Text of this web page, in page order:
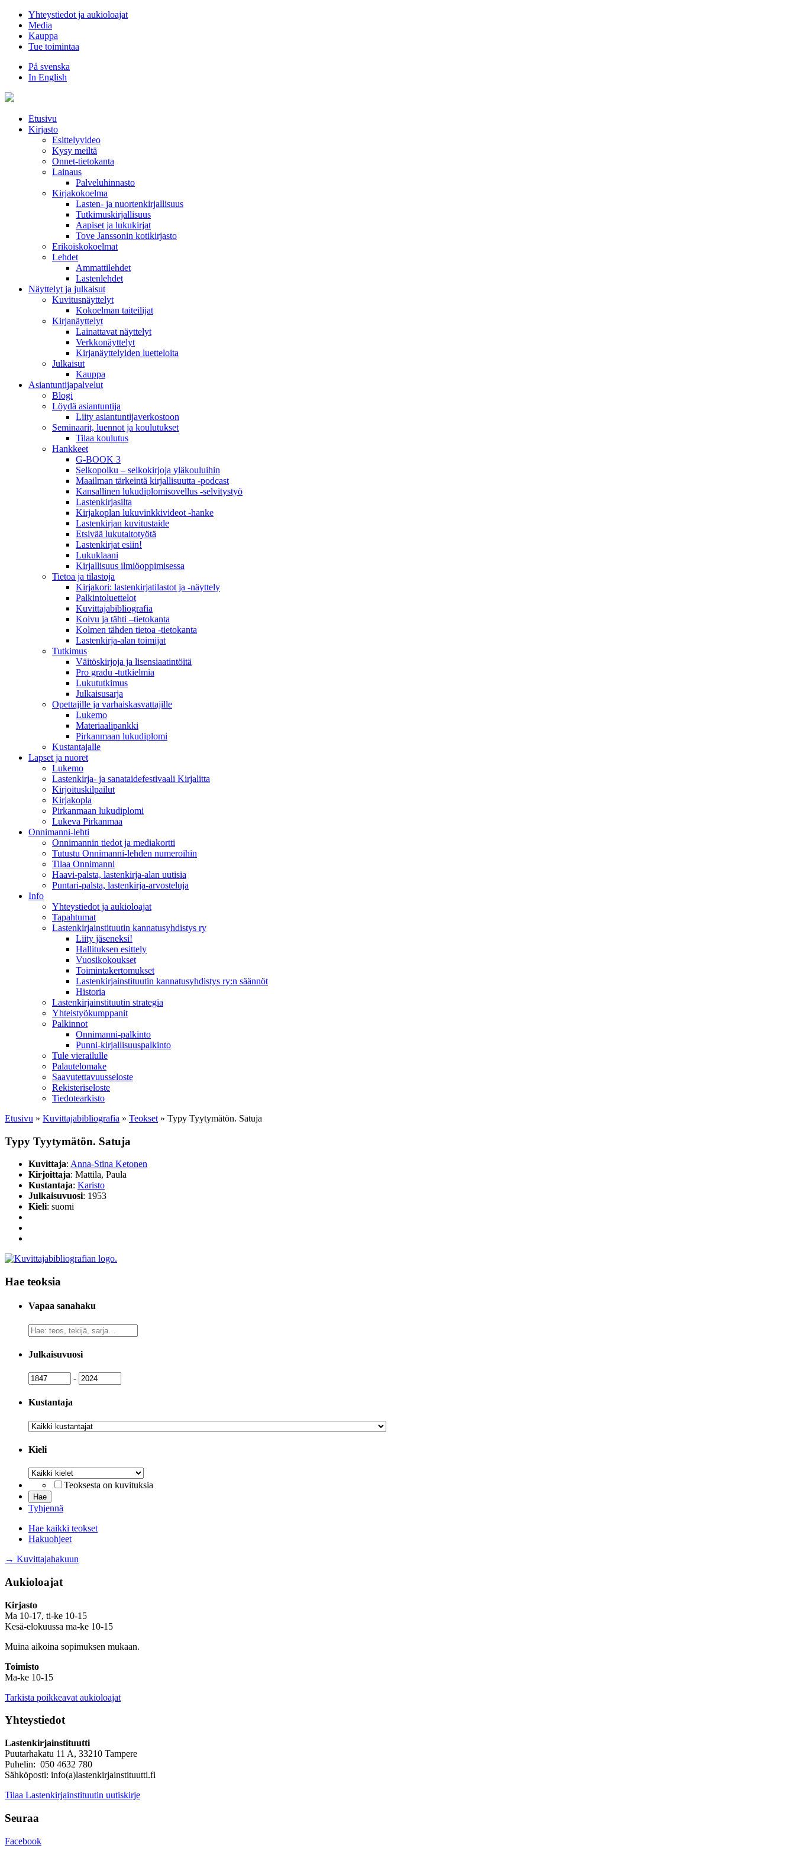
Hyppää
sisältöön
Yhteystiedot ja aukioloajat
Media
Kauppa
Tue toimintaa
På svenska
In English
Etusivu
Kirjasto
Esittelyvideo
Kysy meiltä
Onnet-tietokanta
Lainaus
Palveluhinnasto
Kirjakokoelma
Lasten- ja nuortenkirjallisuus
Tutkimuskirjallisuus
Aapiset ja lukukirjat
Tove Janssonin kotikirjasto
Erikoiskokoelmat
Lehdet
Ammattilehdet
Lastenlehdet
Näyttelyt ja julkaisut
Kuvitusnäyttelyt
Kokoelman taiteilijat
Kirjanäyttelyt
Lainattavat näyttelyt
Verkkonäyttelyt
Kirjanäyttelyiden luetteloita
Julkaisut
Kauppa
Asiantuntija­palvelut
Blogi
Löydä asiantuntija
Liity asiantuntijaverkostoon
Seminaarit, luennot ja koulutukset
Tilaa koulutus
Hankkeet
G-BOOK 3
Selkopolku – selkokirjoja yläkouluihin
Maailman tärkeintä kirjallisuutta -podcast
Kansallinen lukudiplomisovellus -selvitystyö
Lastenkirjasilta
Kirjakoplan lukuvinkkivideot -hanke
Lastenkirjan kuvitustaide
Etsivää lukutaitotyötä
Lastenkirjat esiin!
Lukuklaani
Kirjallisuus ilmiöoppimisessa
Tietoa ja tilastoja
Kirjakori: lastenkirjatilastot ja -näyttely
Palkintoluettelot
Kuvittaja­bibliografia
Koivu ja tähti –tietokanta
Kolmen tähden tietoa -tietokanta
Lastenkirja-alan toimijat
Tutkimus
Väitöskirjoja ja lisensiaatintöitä
Pro gradu -tutkielmia
Lukututkimus
Julkaisusarja
Opettajille ja varhaiskasvattajille
Lukemo
Materiaalipankki
Pirkanmaan lukudiplomi
Kustantajalle
Lapset ja nuoret
Lukemo
Lastenkirja- ja sanataidefestivaali Kirjalitta
Kirjoituskilpailut
Kirjakopla
Pirkanmaan lukudiplomi
Lukeva Pirkanmaa
Onnimanni-lehti
Onnimannin tiedot ja mediakortti
Tutustu Onnimanni-lehden numeroihin
Tilaa Onnimanni
Haavi-palsta, lastenkirja-alan uutisia
Puntari-palsta, lastenkirja-arvosteluja
Info
Yhteystiedot ja aukioloajat
Tapahtumat
Lastenkirjainstituutin kannatusyhdistys ry
Liity jäseneksi!
Hallituksen esittely
Vuosikokoukset
Toimintakertomukset
Lastenkirjainstituutin kannatusyhdistys ry:n säännöt
Historia
Lastenkirjainstituutin strategia
Yhteistyökumppanit
Palkinnot
Onnimanni-palkinto
Punni-kirjallisuuspalkinto
Tule vierailulle
Palautelomake
Saavutettavuusseloste
Rekisteriseloste
Tiedotearkisto
Etusivu » Kuvittaja­bibliografia » Teokset » Typy Tyytymätön. Satuja
Typy Tyytymätön. Satuja
Kuvittaja: Anna-Stina Ketonen
Kirjoittaja: Mattila, Paula
Kustantaja: Karisto
Julkaisuvuosi: 1953
Kieli: suomi
Hae teoksia
Vapaa sanahaku
Vapaa
sanahaku
Julkaisuvuosi
Julkaisuvuosi
- Julkaisuvuosi
Kustantaja
Kustantaja
Kieli
Kieli
Teoksesta on kuvituksia
Tyhjennä
Hae kaikki teokset
Hakuohjeet
→ Kuvittajahakuun
Aukioloajat
Kirjasto
Ma 10-17, ti-ke 10-15
Kesä-elokuussa ma-ke 10-15
Muina aikoina sopimuksen mukaan.
Toimisto
Ma-ke 10-15
Tarkista poikkeavat aukioloajat
Yhteystiedot
Lastenkirjainstituutti
Puutarhakatu 11 A, 33210 Tampere
Puhelin: 050 4632 780
Sähköposti: info(a)lastenkirjainstituutti.fi
Tilaa Lastenkirjainstituutin uutiskirje
Seuraa
Facebook